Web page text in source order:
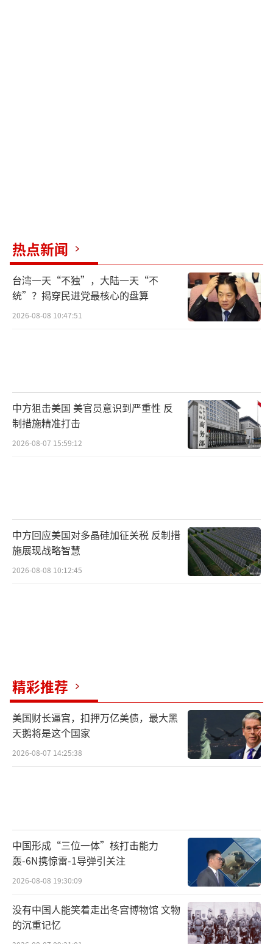
罗斯提供武器的虚假信息，借机无端制裁中国
企业。这是赤裸裸的霸凌行径和双重标准，十
分虚伪。
毛宁还表示，我们敦促美方反躬自省，从
坚定维护中国企业合法权益。针对美方制裁中
国企业的错误行径，我们将予以坚决反制。
（责
任编辑：傅鑫）
热点新闻
台湾一天“不独”，大陆一天“不
统”？揭穿民进党最核心的盘算
2026-08-08 10:47:51
中方狙击美国 美官员意识到严重性 反
制措施精准打击
2026-08-07 15:59:12
中方回应美国对多晶硅加征关税 反制措
施展现战略智慧
2026-08-08 10:12:45
精彩推荐
美国财长逼宫，扣押万亿美债，最大黑
天鹅将是这个国家
2026-08-07 14:25:38
中国形成“三位一体”核打击能力
轰-6N携惊雷-1导弹引关注
2026-08-08 19:30:09
没有中国人能笑着走出冬宫博物馆 文物
的沉重记忆